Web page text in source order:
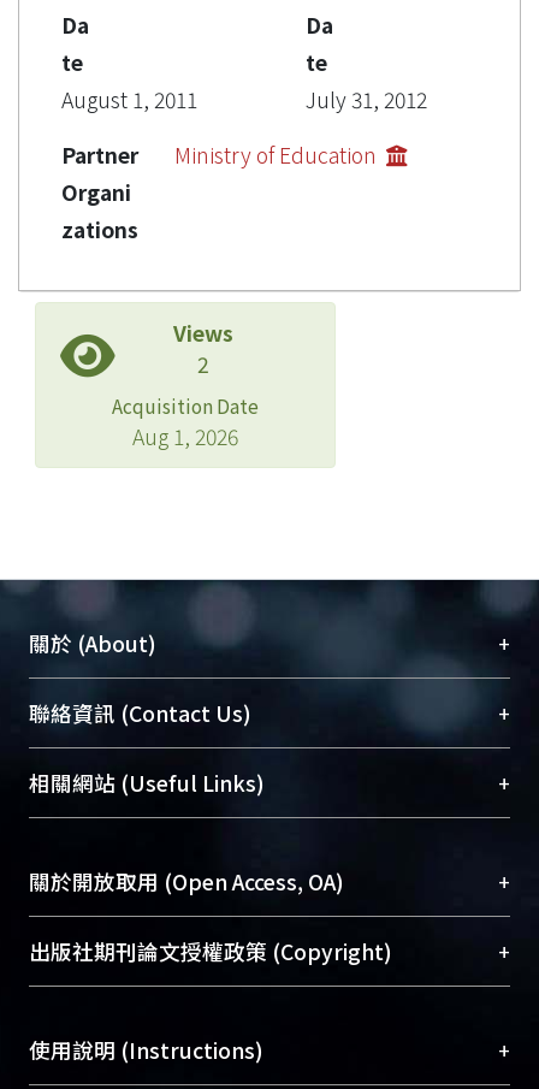
Da
te
August 1, 2011
Da
te
July 31, 2012
Partner
Organi
zations
Ministry of Education
Views
2
Acquisition Date
Aug 1, 2026
關於 (About) +
臺大位居世界頂尖大學之列，為永久珍藏及向國際
展現本校豐碩的研究成果及學術能量，圖書館整合
機構典藏（NTUR）與學術庫（AH）不同功能平
台，成為臺大學術典藏NTU scholars。期能整合研
成果。
To permanently archive and promote researcher
profiles and scholarly works, Library integrates the
services of “NTU Repository” with “Academic
聯絡資訊 (Contact Us) +
總館學科館員(Main Library)
醫學圖書館學科館員(Medical Library)
Sciences Library)
相關網站 (Useful Links) +
關於開放取用 (Open Access, OA) +
開放取用是從使用者角度提升資訊取用性的社會運
動，應用在學術研究上是透過將研究著作公開供使
用逐年攀升。同時可加速研究發展、提升研究影響
出版社期刊論文授權政策 (Copyright) +
含部分內容的版權非匯入者所有，或由第三方贊
助與合作完成，請確認該版權所有者及第三方同
使用說明 (Instructions) +